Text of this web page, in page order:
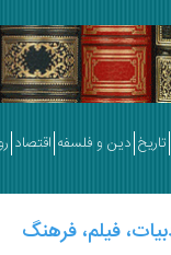
تاریخ دین و فلسفه اقتصاد
فیلم، فرهنگ